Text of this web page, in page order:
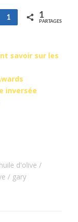
Partagez
1 1
PARTAGES
savoir sur les
inversée
d'olive
gary